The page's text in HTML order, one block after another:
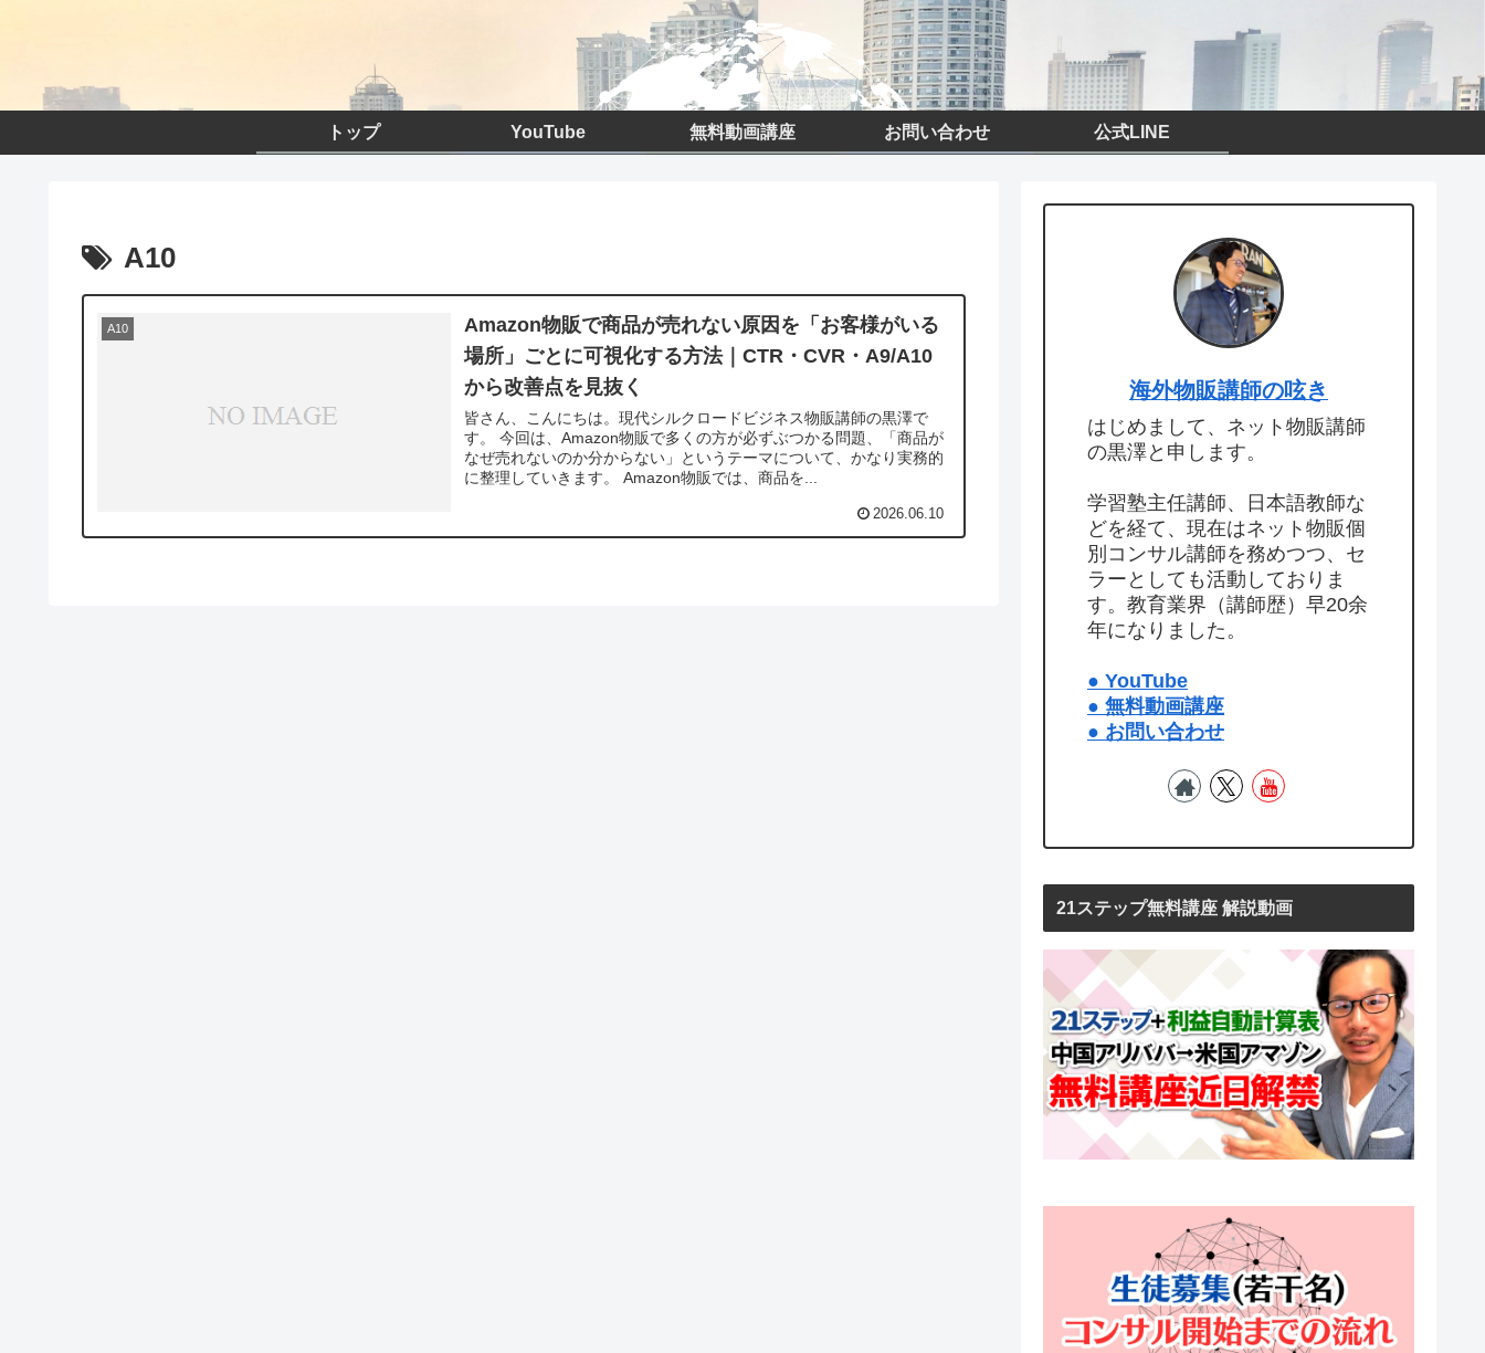
トップ YouTube 無料動画講座 お問い合わせ 公式LINE
A10
A10
Amazon物販で商品が売れない原因を「お客様がいる
場所」ごとに可視化する方法｜CTR・CVR・A9/A10
から改善点を見抜く
皆さん、こんにちは。現代シルクロードビジネス物販講師の黒澤で
す。 今回は、Amazon物販で多くの方が必ずぶつかる問題、「商品が
なぜ売れないのか分からない」というテーマについて、かなり実務的
に整理していきます。 Amazon物販では、商品を...
2026.06.10
海外物販講師の呟き
はじめまして、ネット物販講師
の黒澤と申します。
学習塾主任講師、日本語教師な
どを経て、現在はネット物販個
別コンサル講師を務めつつ、セ
ラーとしても活動しておりま
す。教育業界（講師歴）早20余
年になりました。
● YouTube
● 無料動画講座
● お問い合わせ
21ステップ無料講座 解説動画